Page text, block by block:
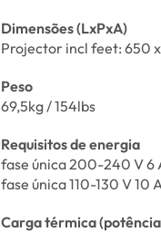
Dimensões (LxPxA)
Projector incl feet: 650
Peso
69,5kg / 154lbs
Requisitos de energia
fase única 200-240 V 6
fase única 110-130 V 10
Carga térmica